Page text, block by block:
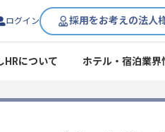
ログイン 採用をお考えの法人
HRについて ホテル・宿泊業界